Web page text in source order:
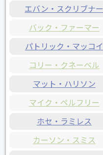
エバン・スクリブナー
バック・ファーマー
パトリック・マッコイ
コリー・クネーベル
マット・ハリソン
マイク・ペルフリー
ホセ・ラミレス
カーソン・スミス